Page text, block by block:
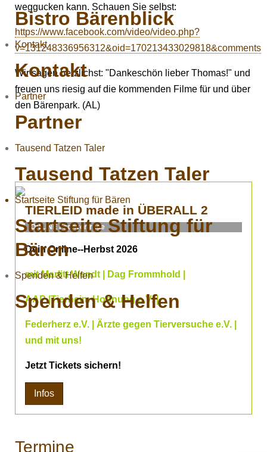
Bistro Bärenblick
Kontakt
Kontakt
Partner
Partner
Tausend Tatzen Taler
Tausend Tatzen Taler
Startseite Stiftung für Bären
Startseite Stiftung für
Bären
Spenden & Helfen
Spenden & Helfen
weggucken kann. Schauen Sie selbst:
https://www.facebook.com/video/video.php?
v=131248336956312&oid=170213433029818&comments
Wir sagen herzlichst: "Dankeschön lieber Thomas!" und
freuen uns riesig auf die kommenden Filme für und über
den Bärenpark. (AL)
TIERLEID made in ÜBERALL 2
ONLINE Fachvorträge
Dein Online--Herbst 2026
mit Marlitt Wendt | Dag Frommhold |
AAP |Tierheim Hoffnung e.V. |
Federherz e.V. | Ärzte gegen Tierversuche e.V. |
und mit uns!
Jetzt Tickets sichern!
Infos
Termine